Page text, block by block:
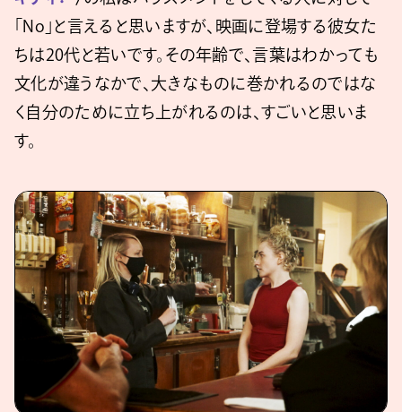
「No」と言えると思いますが、映画に登場する彼女た
ちは20代と若いです。その年齢で、言葉はわかっても
文化が違うなかで、大きなものに巻かれるのではな
く自分のために立ち上がれるのは、すごいと思いま
す。